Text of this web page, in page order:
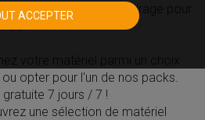
sonorisation et d'éclairage pour
!
opter pour l'un de nos packs.
7 jours / 7 !
une sélection de matériel
ACCEPTER